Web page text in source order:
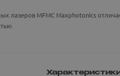
лазеров MFMC Maxphotonics